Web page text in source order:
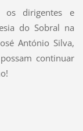
os dirigentes e
do Sobral na
António Silva,
continuar